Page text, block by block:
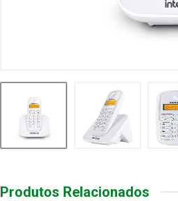
Produtos Relacionados